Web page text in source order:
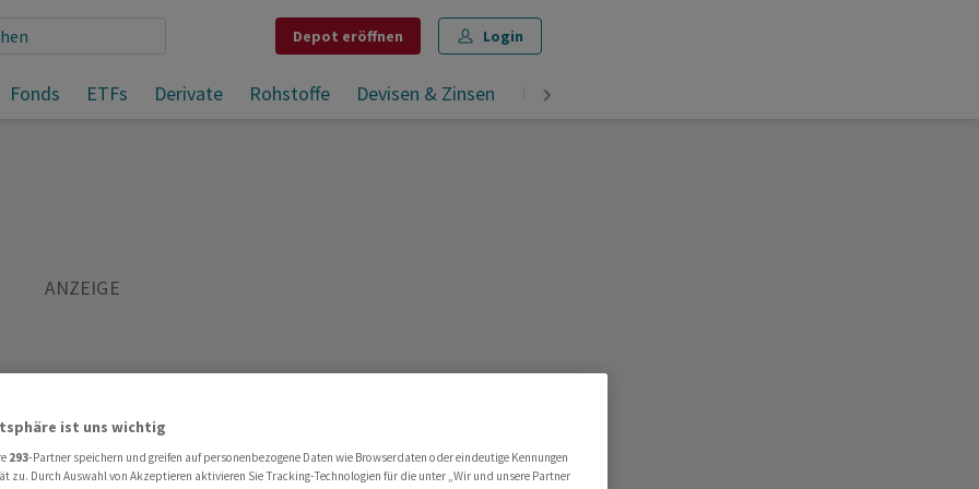
Depot eröffnen Login
Fonds ETFs Derivate Rohstoffe Devisen & Zinsen Krypto
Migros Bank erhält mit Ursula La Roche neue Verwaltungsrätin
Teilen Merken Drucken Kommentare
ist uns wichtig
293-Partner speichern und greifen auf personenbezogene Daten wie Browserdaten oder eindeutige Kennungen
zu. Durch Auswahl von Akzeptieren aktivieren Sie Tracking-Technologien für die unter „Wir und unsere Partner